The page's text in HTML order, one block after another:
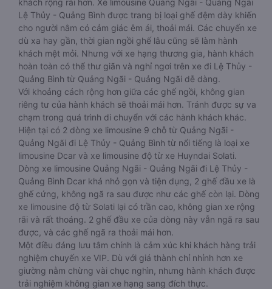
khách rộng rãi hơn. Xe limousine Quảng Ngãi - Quảng Ngãi
Lệ Thủy - Quảng Bình được trang bị loại ghế đệm dày khiến
cho người nằm có cảm giác êm ái, thoải mái. Các chuyến xe
dù xa hay gần, thời gian ngồi ghế lâu cũng sẽ làm hành
khách mệt mỏi. Nhưng với xe hạng thương gia, hành khách
hoàn toàn có thể thư giãn và nghỉ ngơi trên xe đi Lệ Thủy -
Quảng Bình từ Quảng Ngãi - Quảng Ngãi dễ dàng.
Với khoảng cách rộng hơn giữa các ghế ngồi, không gian
riêng tư của hành khách sẽ thoải mái hơn. Tránh được sự va
chạm trong quá trình di chuyển với các hành khách khác.
Hiện tại có 2 dòng xe limousine 9 chỗ từ Quảng Ngãi -
Quảng Ngãi đi Lệ Thủy - Quảng Bình từ nổi tiếng là loại xe
limousine Dcar và xe limousine độ từ xe Huyndai Solati.
Dòng xe limousine Quảng Ngãi - Quảng Ngãi đi Lệ Thủy -
Quảng Bình Dcar khá nhỏ gọn và tiện dụng, 2 ghế đầu xe là
ghế cứng, không ngã ra sau được như các ghế còn lại. Dòng
xe limousine độ từ Solati lại có trần cao, không gian xe rộng
rãi và rất thoáng. 2 ghế đầu xe của dòng này vẫn ngã ra sau
được, và các ghế ngã ra thoải mái hơn.
Một điều đáng lưu tâm chính là cảm xúc khi khách hàng trải
nghiệm chuyến xe VIP. Dù với giá thành chỉ nhỉnh hơn xe
giường nằm chừng vài chục nghìn, nhưng hành khách được
trải nghiệm không gian xe hạng sang đích thực.